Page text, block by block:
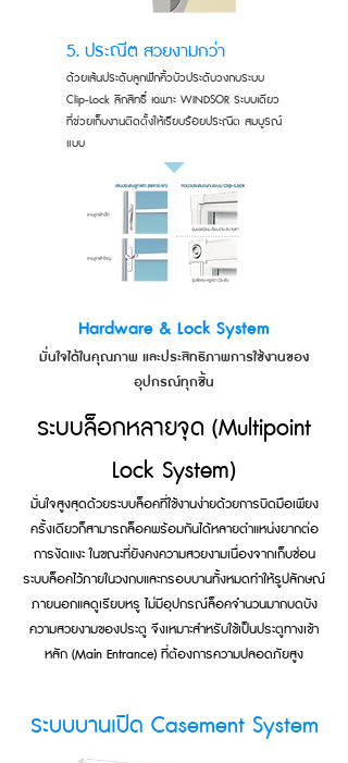
5. ประณีต สวยงามกว่า
ด้วยเส้นประดับลูกฟักคิ้วบัวประดับวงกบระบบ
Clip-Lock ลิกสิทธิ์ เฉพาะ WINDSOR ระบบเดียว
ที่ช่วยเก็บงานติดตั้งให้เรียบร้อยประณีต สมบูรณ์
แบบ
Hardware & Lock System
มั่นใจได้ในคุณภาพ และประสิทธิภาพการใช้งานของ
อุปกรณ์ทุกชิ้น
ระบบล็อกหลายจุด (Multipoint
Lock System)
มั่นใจสูงสุดด้วยระบบล็อคที่ใช้งานง่ายด้วยการบิดมือเพียง
ครั้งเดียวก็สามารถล็อคพร้อมกันได้หลายตำแหน่งยากต่อ
การงัดแงะ ในขณะที่ยังคงความสวยงามเนื่องจากเก็บซ่อน
ระบบล็อคไว้ภายในวงกบและกรอบบานทั้งหมดทำให้รูปลักษณ์
ภายนอกแลดูเรียบหรู ไม่มีอุปกรณ์ล็อคจำนวนมากบดบัง
ความสวยงามของประตู จึงเหมาะสำหรับใช้เป็นประตูทางเข้า
หลัก (Main Entrance) ที่ต้องการความปลอดภัยสูง
ระบบบานเปิด Casement System